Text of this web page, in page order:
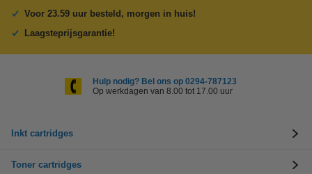
Voor 23.59 uur besteld, morgen in huis!
Laagsteprijsgarantie!
Hulp nodig? Bel ons op 0294-787123
Op werkdagen van 8.00 tot 17.00 uur
Inkt cartridges
Toner cartridges